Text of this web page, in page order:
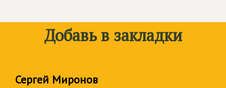
Добавь в закладки
Сергей Миронов